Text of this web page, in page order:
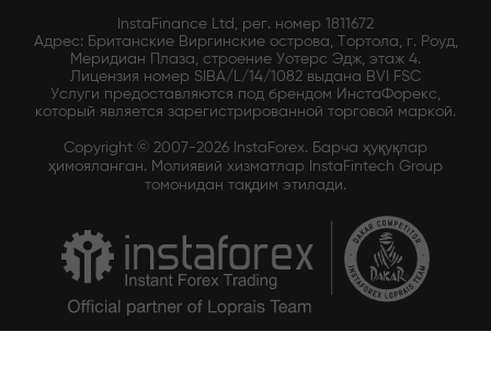
InstaFinance Ltd, рег. номер 1811672
Адрес: Британские Виргинские острова, Тортола, г. Роуд,
Меридиан Плаза, строение Уотерс Эдж, этаж 4.
Лицензия номер SIBA/L/14/1082 выдана BVI FSC
Услуги предоставляются под брендом ИнстаФорекс,
который является зарегистрированной торговой маркой.
Copyright © 2007-2026 InstaForex. Барча ҳуқуқлар
ҳимояланган. Молиявий хизматлар InstaFintech Group
томонидан тақдим этилади.